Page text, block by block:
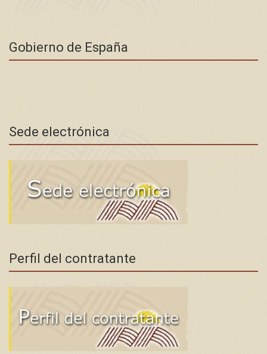
Gobierno de España
Sede electrónica
Perfil del contratante